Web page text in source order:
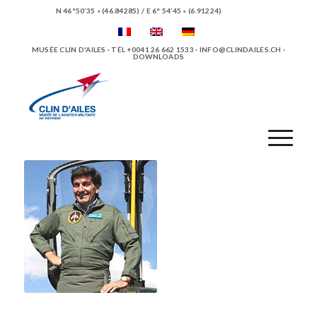
N 46°50’35 » (46.84285) / E 6° 54’45 » (6.91224)
MUSÉE CLIN D'AILES · TÉL +0041 26 662 1533 · INFO@CLINDAILES.CH ·
DOWNLOADS